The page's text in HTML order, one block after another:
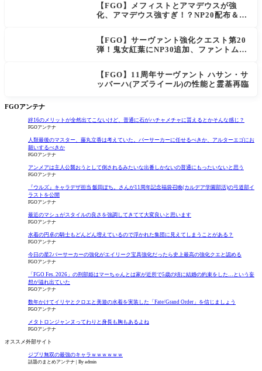
【FGO】メフィストとアマデウスが強
化、アマデウス強すぎ！？NP20配布＆Ar
【FGO】サーヴァント強化クエスト第20
弾！鬼女紅葉にNP30追加、ファントムも
【FGO】11周年サーヴァント ハサン・サ
ッバーハ(アズライール)の性能と霊基再臨
FGOアンテナ
絆16のメリットが全然出てこないけど、普通に石がハチャメチャに貰えるとかそんな感じ？
FGOアンテナ
人類最後のマスター、藤丸立香は考えていた。バーサーカーに任せるべきか、アルターエゴにお
願いするべきか
FGOアンテナ
アンメアは主人公襲おうとして倒されるみたいな出番しかないの普通にもったいないと思う
FGOアンテナ
『ウルズ』キャラデザ担当 飯田ぽち。さんが11周年記念福袋召喚(カルデア学園部活)の弓道部イ
ラストを公開
FGOアンテナ
最近のマシュがスタイルの良さを強調してきてて大変良いと思います
FGOアンテナ
水着の円卓の騎士もどんどん増えているので浮かれた集団に見えてしまうことがある？
FGOアンテナ
今日の星2バーサーカーの強化がエイリーク宝具強化だったら史上最高の強化クエと認める
FGOアンテナ
「FGO Fes. 2026」の刑部姫はマーちゃんとは家が近所で5歳の頃に結婚の約束をした…という妄
想が溢れ出ていた
FGOアンテナ
数年かけてイリヤとクロエと美遊の水着を実装した「Fate/Grand Order」を信じましょう
FGOアンテナ
メタトロンジャンヌってわりと身長も胸もあるよね
FGOアンテナ
オススメ外部サイト
ジブリ無双の最強のキャラｗｗｗｗｗｗ
話題のまとめアンテナ By admin